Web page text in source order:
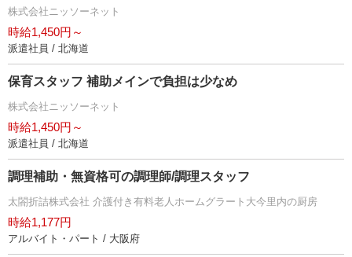
株式会社ニッソーネット
時給1,450円～
派遣社員 / 北海道
保育スタッフ 補助メインで負担は少なめ
株式会社ニッソーネット
時給1,450円～
派遣社員 / 北海道
調理補助・無資格可の調理師/調理スタッフ
太閤折詰株式会社 介護付き有料老人ホームグラート大今里内の厨房
時給1,177円
アルバイト・パート / 大阪府